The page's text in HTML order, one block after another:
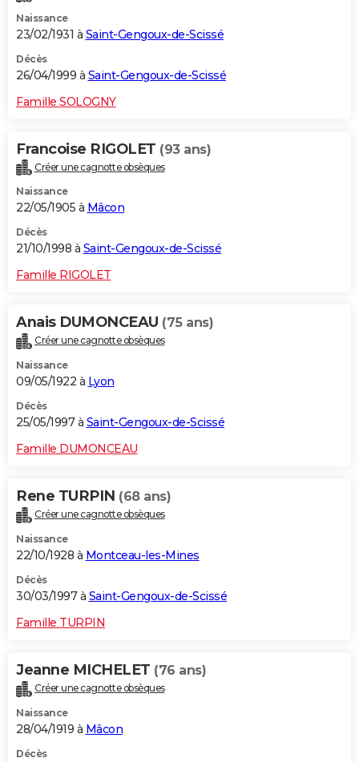
Naissance
23/02/1931 à Saint-Gengoux-de-Scissé
Décès
26/04/1999 à Saint-Gengoux-de-Scissé
Famille SOLOGNY
Francoise RIGOLET (93 ans)
Créer une cagnotte obsèques
Naissance
22/05/1905 à Mâcon
Décès
21/10/1998 à Saint-Gengoux-de-Scissé
Famille RIGOLET
Anais DUMONCEAU (75 ans)
Créer une cagnotte obsèques
Naissance
09/05/1922 à Lyon
Décès
25/05/1997 à Saint-Gengoux-de-Scissé
Famille DUMONCEAU
Rene TURPIN (68 ans)
Créer une cagnotte obsèques
Naissance
22/10/1928 à Montceau-les-Mines
Décès
30/03/1997 à Saint-Gengoux-de-Scissé
Famille TURPIN
Jeanne MICHELET (76 ans)
Créer une cagnotte obsèques
Naissance
28/04/1919 à Mâcon
Décès